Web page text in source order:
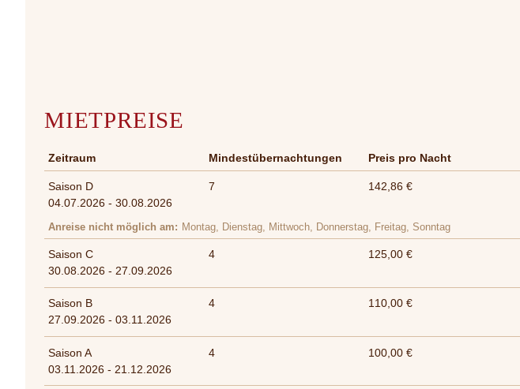
MIETPREISE
Zeitraum Mindestübernachtungen Preis pro Nacht
Saison D
04.07.2026 - 30.08.2026
7 142,86 €
Anreise nicht möglich am Montag, Dienstag, Mittwoch, Donnerstag, Freitag, Sonntag
Saison C
30.08.2026 - 27.09.2026
4 125,00 €
Saison B
27.09.2026 - 03.11.2026
4 110,00 €
Saison A
03.11.2026 - 21.12.2026
4 100,00 €